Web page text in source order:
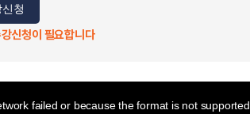
청
신청이 필요합니다
failed or because the format is not supported.